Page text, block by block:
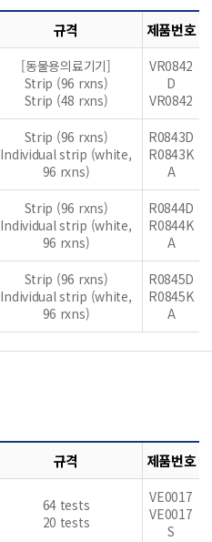
규격 제품번호
[동물용의료기기]
Strip (96 rxns)
Strip (48 rxns)
VR0842
D
VR0842
Strip (96 rxns)
Individual strip (white,
96 rxns)
R0843D
R0843K
A
Strip (96 rxns)
Individual strip (white,
96 rxns)
R0844D
R0844K
A
Strip (96 rxns)
Individual strip (white,
96 rxns)
R0845D
R0845K
A
규격 제품번호
64 tests
20 tests
VE0017
VE0017
S